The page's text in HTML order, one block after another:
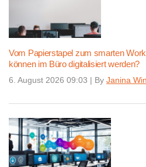
Vom Papierstapel zum smarten
können im Büro digitalisiert werden?
6. August 2026 09:03 | By Janina